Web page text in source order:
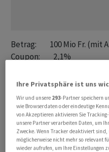
Betrag:         100 Mio Fr.
Coupon:         2,1%
Laufzeit:       25 Jahre, bis
Liberierung:    17.02.2023
Yield to Mat.:  2,06%
Swap-Spread:    +42 BP
Valor:          CH1239464568
Rating:         A+ (S&P)
Ihre Privatsphäre ist uns
Wir und unsere 293-Partner speichern
wie Browserdaten oder eindeutige
von Akzeptieren aktivieren Sie
unsere Partner verarbeiten Daten, um
Zwecke. Wenn Tracker deaktiviert
möglicherweise nicht mehr so relevant
wieder aufrufen, um Ihre Einstellungen